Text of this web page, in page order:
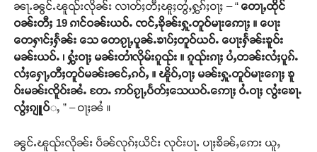
ၼႃႉၼွင်ႉၽူၺ်းလိုၼ်း လၢတ်ႈတီႈၽူႈတွႆႇႁွၵ်ႈဝႃႈ – “ တေႃႇထိုင်
ဝၼ်းတီႈ 19 ၵၢင်ဝၼ်းယဝ်ႉ ၸင်ႇၶိုၼ်းႁူႉတူဝ်မႃးဢေႃႈ ။ ပေႃး
တေႁၢင်ႈႁႅၼ်း သေ တေၵႂႃႇပူၼ်ႉၶၢပ်ႈတူဝ်ယဝ်ႉ ပေႃးႁႅၼ်းၶူဝ်း
မၼ်းယဝ်ႉ ၊ ႁွႆးဝႃႈ မၼ်းတၢႆလိုမ်းၵူၺ်း ။ ၵူၺ်းၵႃႈ ပႆႇတၼ်းလႆႈပူၵ်ႉ
လႆႈႁေႃႇတီႈတူဝ်မၼ်းၼင်ႇၵဝ်ႇ ။ ၽိူဝ်ႇဝႃႈ မၼ်းႁူႉတူဝ်မႃးၵေႃႈ ၶူ
ဝ်းမၼ်းၸိူဝ်းၼႆႉ တႄႉ ဢဝ်ၵႂႃႇပႅတ်ႈသေယဝ်ႉဢေႃႈ ဝႆႉဝႃႈ လွႆးၶေႃႉ
လွႆႈၵျူဝ်ႇ ” – ဝႃႈၼႆ ။
ၼွင်ႉၽူၺ်းလိုၼ်း ပဵၼ်လုၵ်ႈယိင်း လုင်းပႃႉ ပႃႈၶိၼ်ႇဢေး ယူႇ